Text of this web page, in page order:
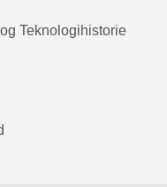
Teknologihistorie